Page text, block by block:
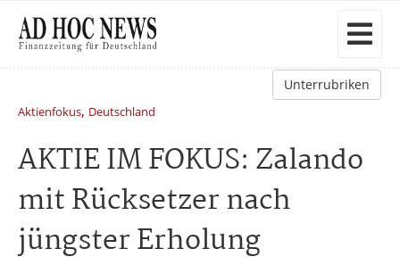
Unterrubriken
Aktienfokus, Deutschland
AKTIE IM FOKUS: Zalando
mit Rücksetzer nach
jüngster Erholung